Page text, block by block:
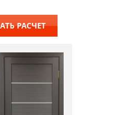
РАСЧЕТ